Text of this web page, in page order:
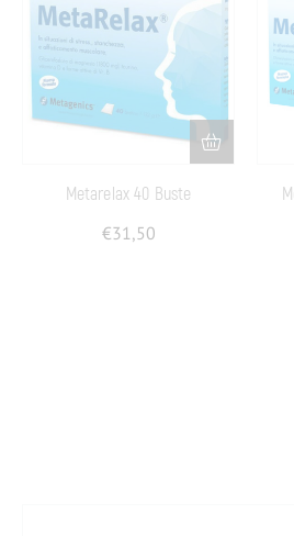
Metarelax 40 Buste
€31,50